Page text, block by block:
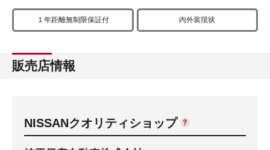
１年距離無制限保証付 内外装現状
販売店情報
NISSANクオリティショップ